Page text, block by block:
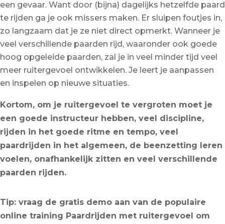
een gevaar. Want door (bijna) dagelijks hetzelfde paard
te rijden ga je ook missers maken. Er sluipen foutjes in,
zo langzaam dat je ze niet direct opmerkt. Wanneer je
veel verschillende paarden rijd, waaronder ook goede
hoog opgeleide paarden, zal je in veel minder tijd veel
meer ruitergevoel ontwikkelen. Je leert je aanpassen
en inspelen op nieuwe situaties.
Kortom, om je ruitergevoel te vergroten moet je
een goede instructeur hebben, veel discipline,
rijden in het goede ritme en tempo, veel
paardrijden in het algemeen, de beenzetting leren
voelen, onafhankelijk zitten en veel verschillende
paarden rijden.
Tip: vraag de gratis demo aan van de populaire
online training Paardrijden met ruitergevoel om